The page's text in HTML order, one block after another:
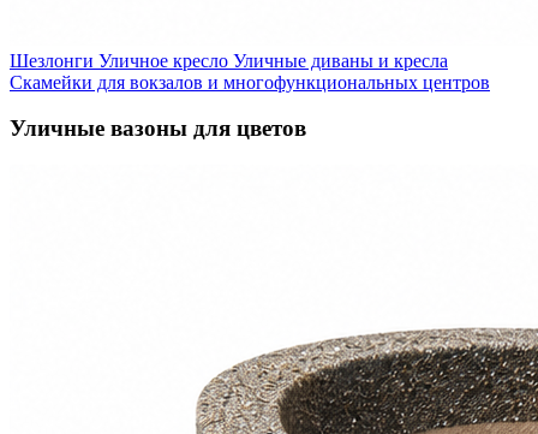
Шезлонги Уличное кресло Уличные диваны и кресла
Скамейки для вокзалов и многофункциональных центров
Уличные вазоны для цветов